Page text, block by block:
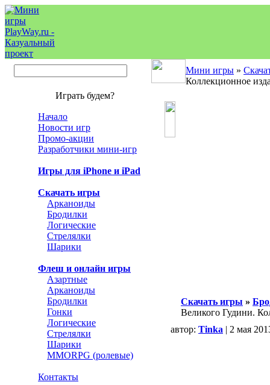
Мини игры »
Коллекционное
Играть будем?
Начало
Новости игр
Промо-акции
Разработчики мини-игр
Игры для iPhone и iPad
Скачать игры
Арканоиды
Бродилки
Логические
Стрелялки
Шарики
Флеш и онлайн игры
Азартные
Арканоиды
Бродилки
Гонки
Логические
Стрелялки
Шарики
MMORPG (ролевые)
Контакты
Скачать игры »
Великого Гудини.
автор: Tinka | 2 мая